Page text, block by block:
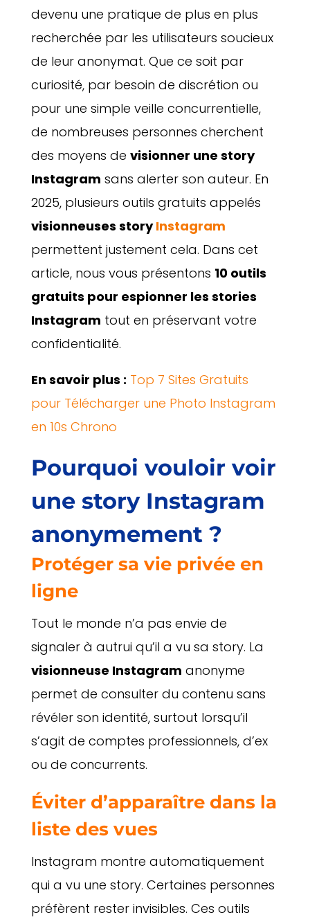
devenu une pratique de plus en plus
recherchée par les utilisateurs soucieux
de leur anonymat. Que ce soit par
curiosité, par besoin de discrétion ou
pour une simple veille concurrentielle,
de nombreuses personnes cherchent
des moyens de visionner une story
Instagram sans alerter son auteur. En
2025, plusieurs outils gratuits appelés
visionneuses storyInstagram
permettent justement cela. Dans cet
article, nous vous présentons 10 outils
gratuits pour espionner les stories
Instagram tout en préservant votre
confidentialité.
En savoir plus : Top 7 Sites Gratuits
pour Télécharger une Photo Instagram
en 10s Chrono
Pourquoi vouloir voir
une story Instagram
anonymement ?
Protéger sa vie privée en
ligne
Tout le monde n’a pas envie de
signaler à autrui qu’il a vu sa story. La
visionneuse Instagram anonyme
permet de consulter du contenu sans
révéler son identité, surtout lorsqu’il
s’agit de comptes professionnels, d’ex
ou de concurrents.
Éviter d’apparaître dans la
liste des vues
Instagram montre automatiquement
qui a vu une story. Certaines personnes
préfèrent rester invisibles. Ces outils